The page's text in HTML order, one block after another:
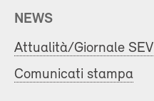
NEWS
Attualità/Giornale SEV
Comunicati stampa